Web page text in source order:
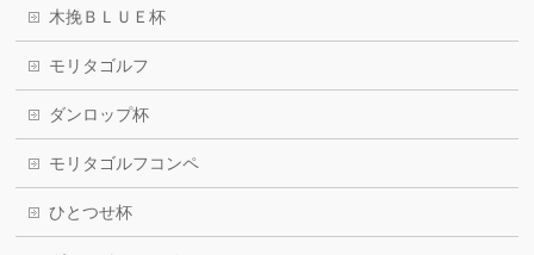
木挽ＢＬＵＥ杯
モリタゴルフ
ダンロップ杯
モリタゴルフコンペ
ひとつせ杯